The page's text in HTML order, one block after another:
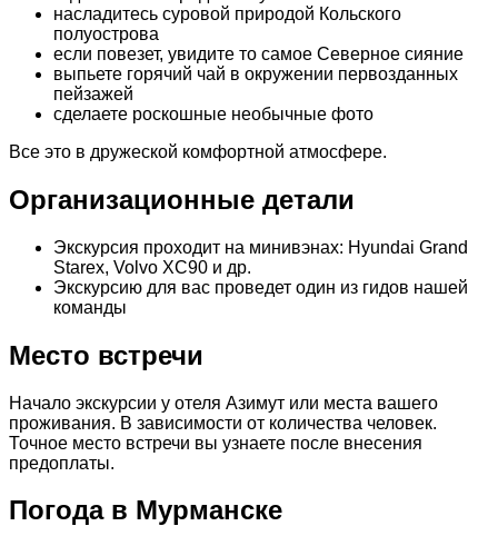
насладитесь суровой природой Кольского
полуострова
если повезет, увидите то самое Северное сияние
выпьете горячий чай в окружении первозданных
пейзажей
сделаете роскошные необычные фото
Все это в дружеской комфортной атмосфере.
Организационные детали
Экскурсия проходит на минивэнах: Hyundai Grand
Starex, Volvo XC90 и др.
Экскурсию для вас проведет один из гидов нашей
команды
Место встречи
Начало экскурсии у отеля Азимут или места вашего
проживания. В зависимости от количества человек.
Точное место встречи вы узнаете после внесения
предоплаты.
Погода в Мурманске